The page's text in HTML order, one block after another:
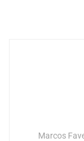
Marcos